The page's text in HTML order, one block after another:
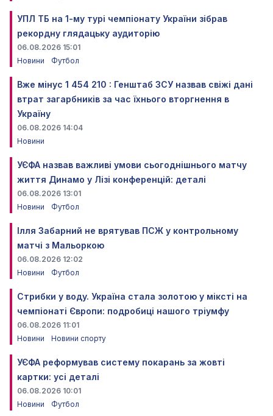
УПЛ ТБ на 1-му турі чемпіонату України зібрав
рекордну глядацьку аудиторію
06.08.2026 15:01
Новини
Футбол
Вже мінус 1 454 210 : Генштаб ЗСУ назвав свіжі дані
втрат загарбників за час їхнього вторгнення в
Україну
06.08.2026 14:04
Новини
УЄФА назвав важливі умови сьогоднішнього матчу
життя Динамо у Лізі конференцій: деталі
06.08.2026 13:01
Новини
Футбол
Ілля Забарний не врятував ПСЖ у контрольному
матчі з Мальоркою
06.08.2026 12:02
Новини
Футбол
Стрибки у воду. Україна стала золотою у міксті на
чемпіонаті Європи: подробиці нашого тріумфу
06.08.2026 11:01
Новини
Новини спорту
УЄФА реформував систему покарань за жовті
картки: усі деталі
06.08.2026 10:01
Новини
Футбол